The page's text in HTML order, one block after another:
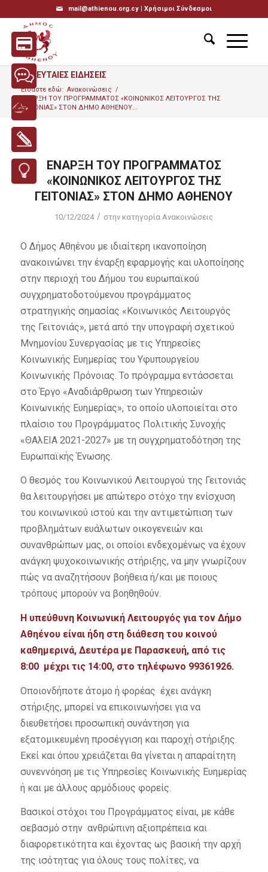
mail@athienou.org.cy | Χρήσιμοι Σύνδεσμοι
ΤΕΛΕΥΤΑΙΕΣ ΕΙΔΗΣΕΙΣ
Είσαστε εδώ: Ανακοινώσεις /
ΕΝΑΡΞΗ ΤΟΥ ΠΡΟΓΡΑΜΜΑΤΟΣ «ΚΟΙΝΩΝΙΚΟΣ ΛΕΙΤΟΥΡΓΟΣ ΤΗΣ
ΓΕΙΤΟΝΙΑΣ» ΣΤΟΝ ΔΗΜΟ ΑΘΗΕΝΟΥ...
ΕΝΑΡΞΗ ΤΟΥ ΠΡΟΓΡΑΜΜΑΤΟΣ
«ΚΟΙΝΩΝΙΚΟΣ ΛΕΙΤΟΥΡΓΟΣ ΤΗΣ
ΓΕΙΤΟΝΙΑΣ» ΣΤΟΝ ΔΗΜΟ ΑΘΗΕΝΟΥ
10/12/2024 / στην κατηγορίαΑνακοινώσεις
Ο Δήμος Αθηένου με ιδιαίτερη ικανοποίηση
ανακοινώνει την έναρξη εφαρμογής και υλοποίησης
στην περιοχή του Δήμου του ευρωπαϊκού
συγχρηματοδοτούμενου προγράμματος
στρατηγικής σημασίας «Κοινωνικός Λειτουργός
της Γειτονιάς», μετά από την υπογραφή σχετικού
Μνημονίου Συνεργασίας με τις Υπηρεσίες
Κοινωνικής Ευημερίας του Υφυπουργείου
Κοινωνικής Πρόνοιας. Το πρόγραμμα εντάσσεται
στο Έργο «Αναδιάρθρωση των Υπηρεσιών
Κοινωνικής Ευημερίας», το οποίο υλοποιείται στο
πλαίσιο του Προγράμματος Πολιτικής Συνοχής
«ΘΑλΕΙΑ 2021-2027» με τη συγχρηματοδότηση της
Ευρωπαϊκής Ένωσης.
Ο θεσμός του Κοινωνικού Λειτουργού της Γειτονιάς
θα λειτουργήσει με απώτερο στόχο την ενίσχυση
του κοινωνικού ιστού και την αντιμετώπιση των
προβλημάτων ευάλωτων οικογενειών και
συνανθρώπων μας, οι οποίοι ενδεχομένως να έχουν
ανάγκη ψυχοκοινωνικής στήριξης, να μην γνωρίζουν
πώς να αναζητήσουν βοήθεια ή/και με ποιους
τρόπους μπορούν να βοηθηθούν.
Η υπεύθυνη Κοινωνική Λειτουργός για τον Δήμο
Αθηένου είναι ήδη στη διάθεση του κοινού
καθημερινά, Δευτέρα με Παρασκευή, από τις
8:00 μέχρι τις 14:00, στο τηλέφωνο 99361926.
Οποιονδήποτε άτομο ή φορέας έχει ανάγκη
στήριξης, μπορεί να επικοινωνήσει για να
διευθετήσει προσωπική συνάντηση για
εξατομικευμένη προσέγγιση και παροχή στήριξης.
Εκεί και όπου χρειάζεται θα γίνεται η απαραίτητη
συνεννόηση με τις Υπηρεσίες Κοινωνικής Ευημερίας
ή και με άλλους αρμόδιους φορείς.
Βασικοί στόχοι του Προγράμματος είναι, με κάθε
σεβασμό στην ανθρώπινη αξιοπρέπεια και
διαφορετικότητα και έχοντας ως βασική την αρχή
της ισότητας για όλους τους πολίτες, να